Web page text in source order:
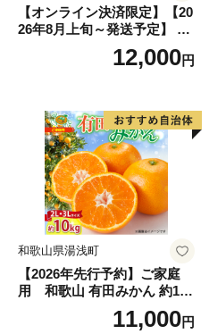
【オンライン決済限定】【20
26年8月上旬～発送予定】 先
行予約 「浅間水蜜桃プレミ
アム」 もも あかつき 秀品 約
果肉 長野県産 小諸市
12,000円
和歌山県湯浅町
【2026年先行予約】ご家庭
用 和歌山 有田みかん 約10k
g (2L、3Lサイズ)【湯浅町】
11,000円